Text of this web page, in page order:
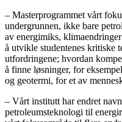
– Masterprogrammet vårt
undergrunnen, ikke bare
av energimiks,
å utvikle studentenes kritiske
utfordringene; hvordan
å finne løsninger, for
og geotermi, for et av
– Vårt institutt har endret
petroleumsteknologi til